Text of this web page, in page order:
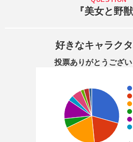
『美女と野獣
好きなキャラク
投票ありがとうござい